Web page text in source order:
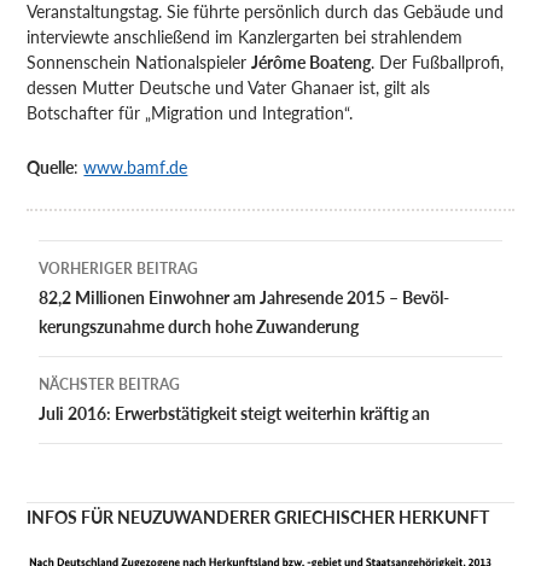
Veranstaltungstag. Sie führte persönlich durch das Gebäude und
interviewte anschließend im Kanzlergarten bei strahlendem
Sonnenschein NationalspielerJérôme Boateng. Der Fußballprofi,
dessen Mutter Deutsche und Vater Ghanaer ist, gilt als
Botschafter für „Migration und Integration“.
Quelle:www.bamf.de
Beitragsnavigation
VORHERIGER BEITRAG
82,2 Millionen Einwohner am Jahres­ende 2015 – Bevöl­
kerungs­zunahme durch hohe Zuwan­derung
NÄCHSTER BEITRAG
Juli 2016: Erwerbstätigkeit steigt weiterhin kräftig an
INFOS FÜR NEUZUWANDERER GRIECHISCHER HERKUNFT